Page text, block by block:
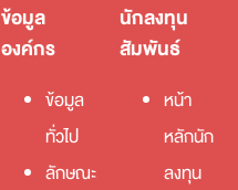
ข้อมูล
องค์กร
ข้อมูล
ทั่วไป
ลักษณะ
นักลงทุน
สัมพันธ์
หน้า
หลักนัก
ลงทุน